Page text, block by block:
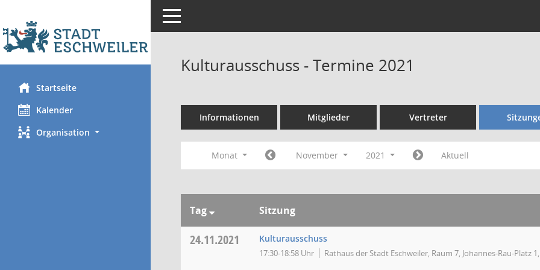
Startseite
Kalender
Organisation
Toggle navigation
Kulturausschuss - Termine 2021
Informationen Mitglieder Vertreter
Monat November 2021 Aktuell
Tag Sitzung
24.11.2021 Kulturausschuss
17:30-18:58 Uhr Rathaus der Stadt Eschweiler, Raum 7, Johannes-Rau-Platz